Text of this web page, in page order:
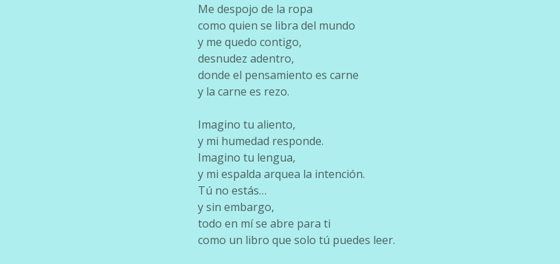
Me despojo de la ropa
como quien se libra del mundo
y me quedo contigo,
desnudez adentro,
donde el pensamiento es carne
y la carne es rezo.
Imagino tu aliento,
y mi humedad responde.
Imagino tu lengua,
y mi espalda arquea la intención.
Tú no estás…
y sin embargo,
todo en mí se abre para ti
como un libro que solo tú puedes leer.